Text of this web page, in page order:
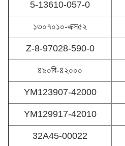
5-13610-057-0
১৩০৭০১০-এক্স৫২
Z-8-97028-590-0
৪৯০বি-৪২০০০
YM123907-42000
YM129917-42010
32A45-00022